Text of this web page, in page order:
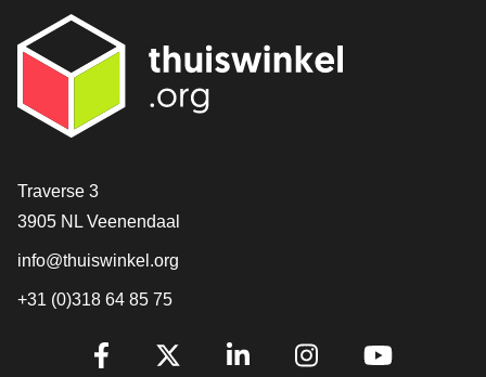
[_General:Contact]
Traverse 3
3905 NL Veenendaal
info@thuiswinkel.org
+31 (0)318 64 85 75
[_General:SocialMediaTitle]